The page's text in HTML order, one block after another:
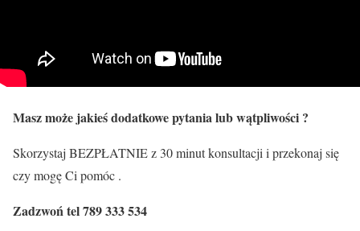
Masz może jakieś dodatkowe pytania lub wątpliwości ?
Skorzystaj BEZPŁATNIE z 30 minut konsultacji i przekonaj się
czy mogę Ci pomóc .
Zadzwoń tel 789 333 534